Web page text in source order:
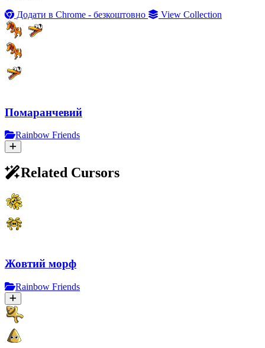
Додати в Chrome - безкоштовно
View Collection
Помаранчевий
Rainbow Friends
Related Cursors
Жовтий морф
Rainbow Friends